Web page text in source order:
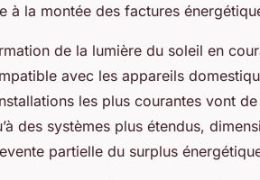
à la montée des factures
de la lumière du soleil en
avec les appareils
les plus courantes vont
des systèmes plus étendus,
partielle du surplus